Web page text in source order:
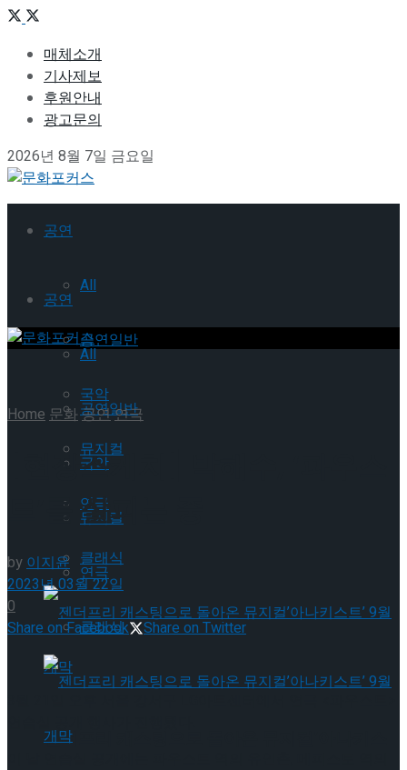
매체소개
기사제보
후원안내
광고문의
2026년 8월 7일 금요일
공연
All
공연일반
국악
뮤지컬
연극
클래식
젠더프리 캐스팅으로 돌아온 뮤지컬’아나키스
공연
All
공연일반
국악
뮤지컬
연극
클래식
Home문화공연연극
[현장스케치] 박해수, ‘파우스
트’를 살피는 중
by이지윤
2023년 03월 22일
0
Share on Facebook
Share on Twitter